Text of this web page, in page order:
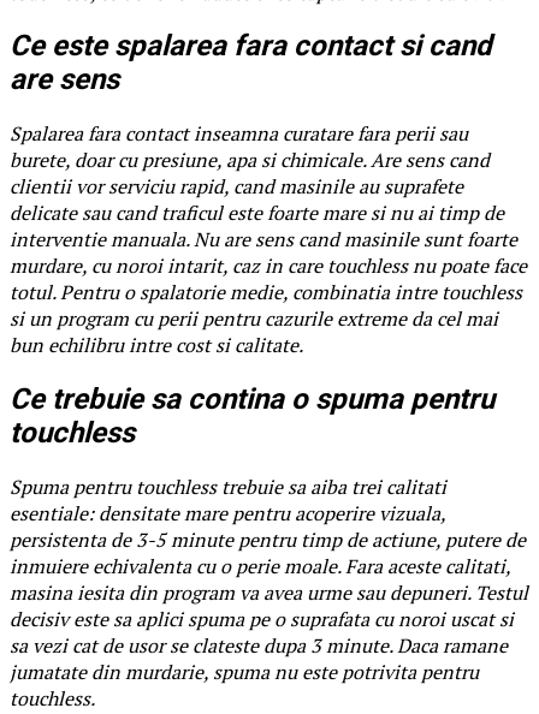
Ce este spalarea fara contact si cand
are sens
Spalarea fara contact inseamna curatare fara perii sau
burete, doar cu presiune, apa si chimicale. Are sens cand
clientii vor serviciu rapid, cand masinile au suprafete
delicate sau cand traficul este foarte mare si nu ai timp de
interventie manuala. Nu are sens cand masinile sunt foarte
murdare, cu noroi intarit, caz in care touchless nu poate face
totul. Pentru o spalatorie medie, combinatia intre touchless
si un program cu perii pentru cazurile extreme da cel mai
bun echilibru intre cost si calitate.
Ce trebuie sa contina o spuma pentru
touchless
Spuma pentru touchless trebuie sa aiba trei calitati
esentiale: densitate mare pentru acoperire vizuala,
persistenta de 3-5 minute pentru timp de actiune, putere de
inmuiere echivalenta cu o perie moale. Fara aceste calitati,
masina iesita din program va avea urme sau depuneri. Testul
decisiv este sa aplici spuma pe o suprafata cu noroi uscat si
sa vezi cat de usor se clateste dupa 3 minute. Daca ramane
jumatate din murdarie, spuma nu este potrivita pentru
touchless.